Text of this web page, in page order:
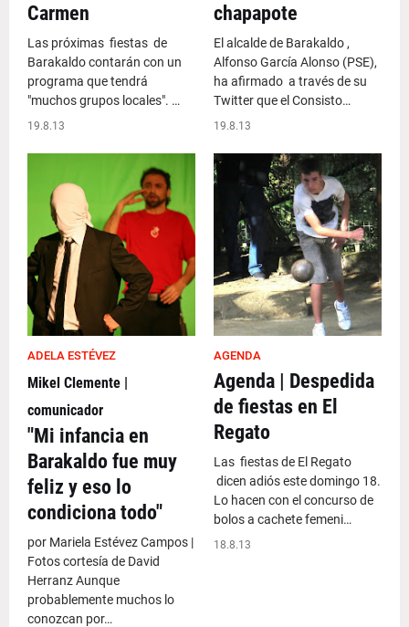
Carmen
Las próximas fiestas de
Barakaldo contarán con un
programa que tendrá
"muchos grupos locales". …
19.8.13
chapapote
El alcalde de Barakaldo ,
Alfonso García Alonso (PSE),
ha afirmado a través de su
Twitter que el Consisto…
19.8.13
ADELA ESTÉVEZ
Mikel Clemente |
comunicador
"Mi infancia en
Barakaldo fue muy
feliz y eso lo
condiciona todo"
por Mariela Estévez Campos |
Fotos cortesía de David
Herranz Aunque
probablemente muchos lo
conozcan por…
AGENDA
Agenda | Despedida
de fiestas en El
Regato
Las fiestas de El Regato
dicen adiós este domingo 18.
Lo hacen con el concurso de
bolos a cachete femeni…
18.8.13